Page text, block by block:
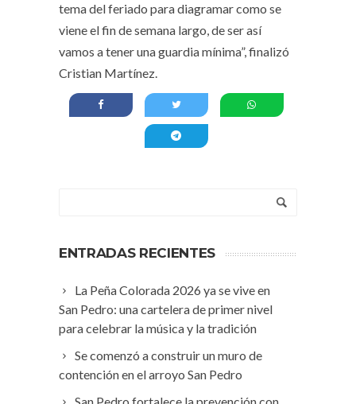
tema del feriado para diagramar como se
viene el fin de semana largo, de ser así
vamos a tener una guardia mínima”, finalizó
Cristian Martínez.
ENTRADAS RECIENTES
La Peña Colorada 2026 ya se vive en
San Pedro: una cartelera de primer nivel
para celebrar la música y la tradición
Se comenzó a construir un muro de
contención en el arroyo San Pedro